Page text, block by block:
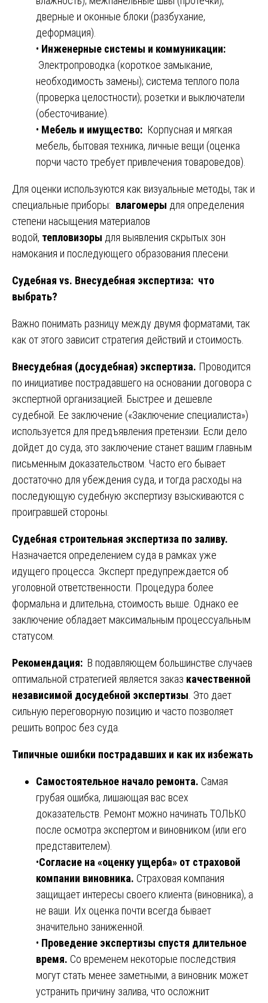
дверные и оконные блоки (разбухание,
деформация).
• Инженерные системы и коммуникации:
Электропроводка (короткое замыкание,
необходимость замены); система теплого пола
(проверка целостности); розетки и выключатели
(обесточивание).
• Мебель и имущество: Корпусная и мягкая
мебель, бытовая техника, личные вещи (оценка
порчи часто требует привлечения товароведов).
Для оценки используются как визуальные методы, так и
специальные приборы: влагомеры для определения
степени насыщения материалов
водой, тепловизоры для выявления скрытых зон
намокания и последующего образования плесени.
Судебная vs. Внесудебная экспертиза: что
выбрать?
Важно понимать разницу между двумя форматами, так
как от этого зависит стратегия действий и стоимость.
Внесудебная (досудебная) экспертиза. Проводится
по инициативе пострадавшего на основании договора с
экспертной организацией. Быстрее и дешевле
судебной. Ее заключение («Заключение специалиста»)
используется для предъявления претензии. Если дело
дойдет до суда, это заключение станет вашим главным
письменным доказательством. Часто его бывает
достаточно для убеждения суда, и тогда расходы на
последующую судебную экспертизу взыскиваются с
проигравшей стороны.
Судебная строительная экспертиза по заливу.
Назначается определением суда в рамках уже
идущего процесса. Эксперт предупреждается об
уголовной ответственности. Процедура более
формальна и длительна, стоимость выше. Однако ее
заключение обладает максимальным процессуальным
статусом.
Рекомендация: В подавляющем большинстве случаев
оптимальной стратегией является заказ качественной
независимой досудебной экспертизы . Это дает
сильную переговорную позицию и часто позволяет
решить вопрос без суда.
Типичные ошибки пострадавших и как их избежать
Самостоятельное начало ремонта. Самая
грубая ошибка, лишающая вас всех
доказательств. Ремонт можно начинать ТОЛЬКО
после осмотра экспертом и виновником (или его
представителем).
•Согласие на «оценку ущерба» от страховой
компании виновника. Страховая компания
защищает интересы своего клиента (виновника), а
не ваши. Их оценка почти всегда бывает
значительно заниженной.
• Проведение экспертизы спустя длительное
время. Со временем некоторые последствия
могут стать менее заметными, а виновник может
устранить причину залива, что осложнит